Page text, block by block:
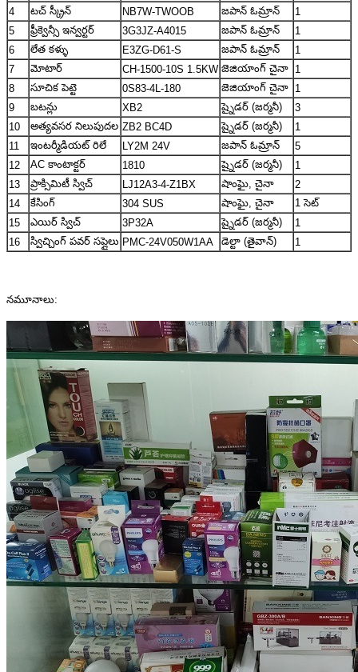
4
టచ్ స్క్రీన్ NB7W-TWOOB జపాన్ ఓమ్రాన్
1
5
ఫ్రీక్వెన్సీ ఇన్వర్టర్ 3G3JZ-A4015 జపాన్ ఓమ్రాన్
1
6
లేత కళ్ళు E3ZG-D61-S జపాన్ ఓమ్రాన్
1
7
మోటార్ CH-1500-10S 1.5KW జెజియాంగ్ చైనా 1
8
సూచిక పెట్టె 0S83-4L-180 జెజియాంగ్ చైనా 1
9
బటన్లు XB2 ష్నైడర్ (జర్మనీ)
3
10
అత్యవసర నిలుపుదల ZB2 BC4D ష్నైడర్ (జర్మనీ)
1
11
ఇంటర్మీడియట్ రిలే LY2M 24V జపాన్ ఓమ్రాన్
5
12
AC కాంటాక్టర్ 1810 ష్నైడర్ (జర్మనీ)
1
13
ప్రాక్సిమిటీ స్విచ్ LJ12A3-4-Z1BX షాంఘై, చైనా
2
14
కేసింగ్ 304 SUS షాంఘై, చైనా
1 సెట్
15
ఎయిర్ స్విచ్ 3P32A ష్నైడర్ (జర్మనీ)
1
16
స్విచ్చింగ్ పవర్ సప్లైలు PMC-24V050W1AA డెల్టా (తైవాన్) 1
నమూనాలు: